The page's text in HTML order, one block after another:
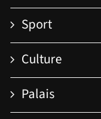
Sport
Culture
Palais